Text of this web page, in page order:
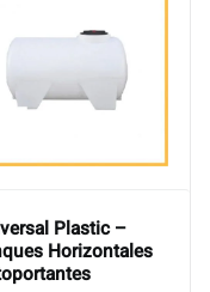
Plastic –
Horizontales